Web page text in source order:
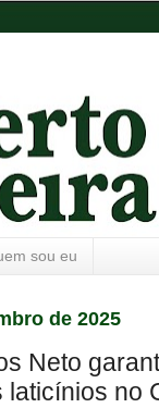
sou eu
de 2025
Neto
laticínios no